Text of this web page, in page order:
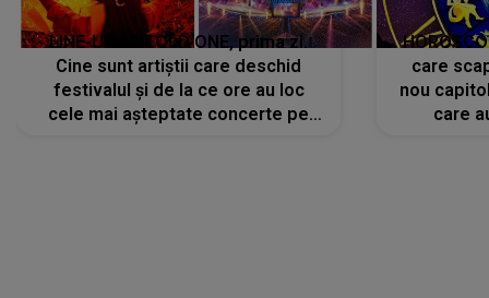
LINE-UP UNTOLD ONE, prima zi.
Cine sunt artiștii care deschid
festivalul și de la ce ore au loc
cele mai așteptate concerte pe
care
nou
care